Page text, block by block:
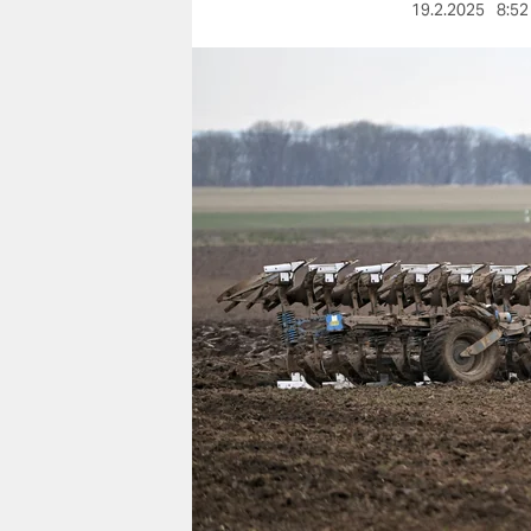
nord
verlag
verlag
veranstaltungen
shop
fragen & hilfe
unterstützen
abo
genossenschaft
19.2.2025